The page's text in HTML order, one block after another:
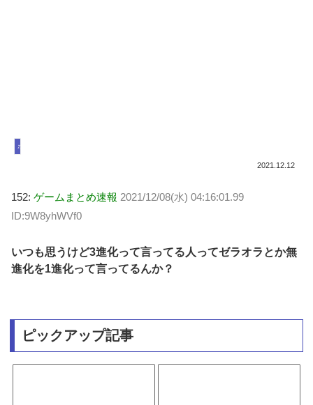
ポケモンユナイト
2021.12.12
152: ゲームまとめ速報 2021/12/08(水) 04:16:01.99
ID:9W8yhWVf0
いつも思うけど3進化って言ってる人ってゼラオラとか無
進化を1進化って言ってるんか？
ピックアップ記事